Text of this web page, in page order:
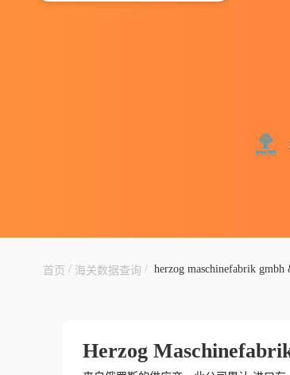
首页 / 海关数据查询 / herzog maschinefabrik gmbh
Herzog